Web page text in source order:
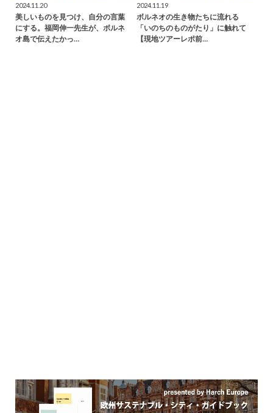
2024.11.20
美しいものを見つけ、自分の言葉
にする。福岡伸一先生が、ボルネ
オ島で伝えたかっ…
2024.11.19
ボルネオの生き物たちに流れる
「いのちのものがたり」に触れて
【現地ツアーレポ前…